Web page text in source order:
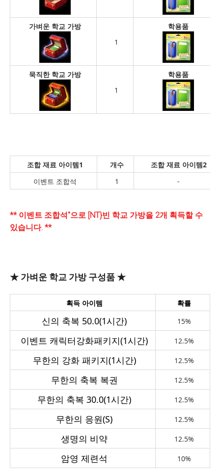
가벼운 학교 가방
1
학용품
묵직한 학교 가방
1
학용품
조합 재료 아이템1 개수
조합 재료 아이템2
이벤트 조합석
1 -
** 이벤트 조합석"으로 [NT}빈 학교 가방을 2개 획득할 수
있습니다. **
★ 가벼운 학교 가방 구성품 ★
획득 아이템 확률
신의 축복 50.0(1시간) 15%
이벤트 캐릭터강화패키지(1시간) 12.5%
무한의 강화 패키지(1시간) 12.5%
무한의 축복 복권 12.5%
무한의 축복 30.0(1시간) 12.5%
무한의 응원(S) 12.5%
생명의 비약 12.5%
암영 제련석 10%